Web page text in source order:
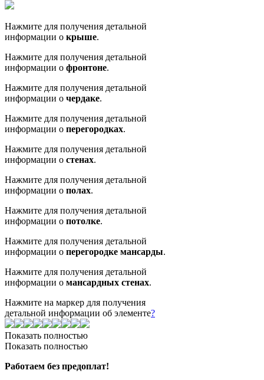
Нажмите для получения детальной
информации о крыше.
Нажмите для получения детальной
информации о фронтоне.
Нажмите для получения детальной
информации о чердаке.
Нажмите для получения детальной
информации о перегородках.
Нажмите для получения детальной
информации о стенах.
Нажмите для получения детальной
информации о полах.
Нажмите для получения детальной
информации о потолке.
Нажмите для получения детальной
информации о перегородке мансарды.
Нажмите для получения детальной
информации о мансардных стенах.
Нажмите на маркер для получения
детальной информации об элементе?
Показать полностью
Показать полностью
Работаем без предоплат!